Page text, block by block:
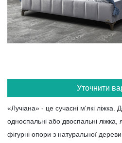
Уточнити
«Лучіана» - це сучасні м'які ліжка.
односпальні або двоспальні ліжка,
фігурні опори з натуральної